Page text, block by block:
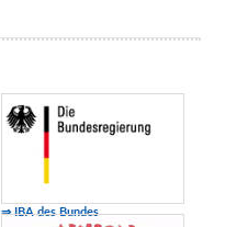
⇒ IBA des Bundes